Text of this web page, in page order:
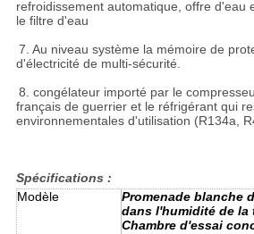
refroidissement automatique, offre d'eau
le filtre d'eau
7. Au niveau système la mémoire de
d'électricité de multi-sécurité.
8. congélateur importé par le
français de guerrier et le réfrigérant qui
environnementales d'utilisation (R134a,
Spécifications :
Modèle
Promenade blanche
dans l'humidité de la
Chambre d'essai